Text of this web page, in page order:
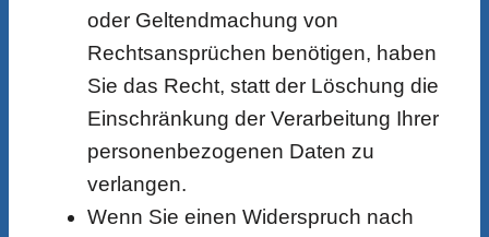
oder Geltendmachung von
Rechtsansprüchen benötigen, haben
Sie das Recht, statt der Löschung die
Einschränkung der Verarbeitung Ihrer
personenbezogenen Daten zu
verlangen.
Wenn Sie einen Widerspruch nach